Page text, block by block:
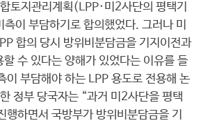
토지관리계획(LPP·미2사단의 평택기
이 부담하기로 합의했었다. 그러나 미
합의 당시 방위비분담금을 기지이전과
수 있다는 양해가 있었다는 이유를 들
이 부담해야 하는 LPP 용도로 전용해 논
정부 당국자는 “과거 미2사단을 평택
행하면서 국방부가 방위비분담금을 기